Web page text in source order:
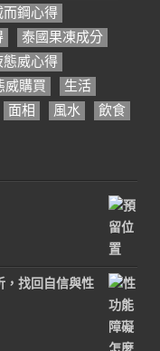
鋼心得
泰國果凍成分
態威心得
威購買
生活
面相 風水 飲食
，找回自信與性